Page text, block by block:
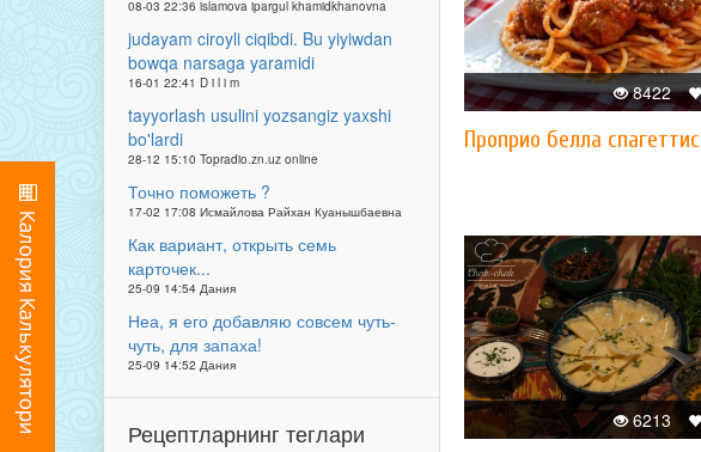
08-03 22:36 islamova ipargul khamidkhanovna
judayam ciroyli ciqibdi. Bu yiyiwdan
bowqa narsaga yaramidi
16-01 22:41 D i l i m
tayyorlash usulini yozsangiz yaxshi
bo'lardi
28-12 15:10 Topradio.zn.uz online
Точно поможеть ?
17-02 17:08 Исмайлова Райхан Куанышбаевна
Как вариант, открыть семь
карточек...
25-09 14:54 Дания
Неа, я его добавляю совсем чуть-
чуть, для запаха!
25-09 14:52 Дания
Рецептларнинг теглари
8422
Проприо белла спагеттис
6213